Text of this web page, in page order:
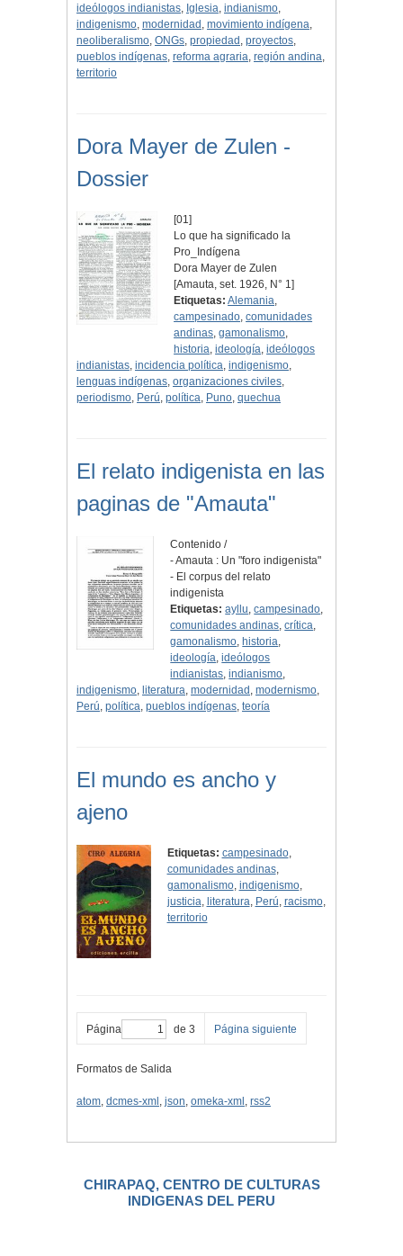
ideólogos indianistas, Iglesia, indianismo,
indigenismo, modernidad , movimiento indígena,
neoliberalismo, ONGs, propiedad , proyectos,
pueblos indígenas, reforma agraria, región andina,
territorio
Dora Mayer de Zulen -
Dossier
[01]
Lo que ha significado la
Pro_Indígena
Dora Mayer de Zulen
[Amauta, set. 1926, N° 1]
Etiquetas: Alemania,
campesinado,comunidades
andinas,gamonalismo,
historia,ideología,ideólogos
indianistas, incidencia política, indigenismo,
lenguas indígenas, organizaciones civiles,
periodismo, Perú, política, Puno, quechua
El relato indigenista en las
paginas de "Amauta"
Contenido /
- Amauta : Un "foro indigenista"
- El corpus del relato
indigenista
Etiquetas: ayllu,campesinado,
comunidades andinas,crítica,
gamonalismo, historia,
ideología,ideólogos
indianistas,indianismo,
indigenismo, literatura, modernidad , modernismo,
Perú, política, pueblos indígenas, teoría
El mundo es ancho y
ajeno
Etiquetas: campesinado,
comunidades andinas,
gamonalismo, indigenismo,
justicia, literatura, Perú, racismo,
territorio
Página de 3 Página siguiente
Formatos de Salida
atom, dcmes-xml , json, omeka-xml , rss2
CHIRAPAQ, CENTRO DE CULTURAS
INDIGENAS DEL PERU